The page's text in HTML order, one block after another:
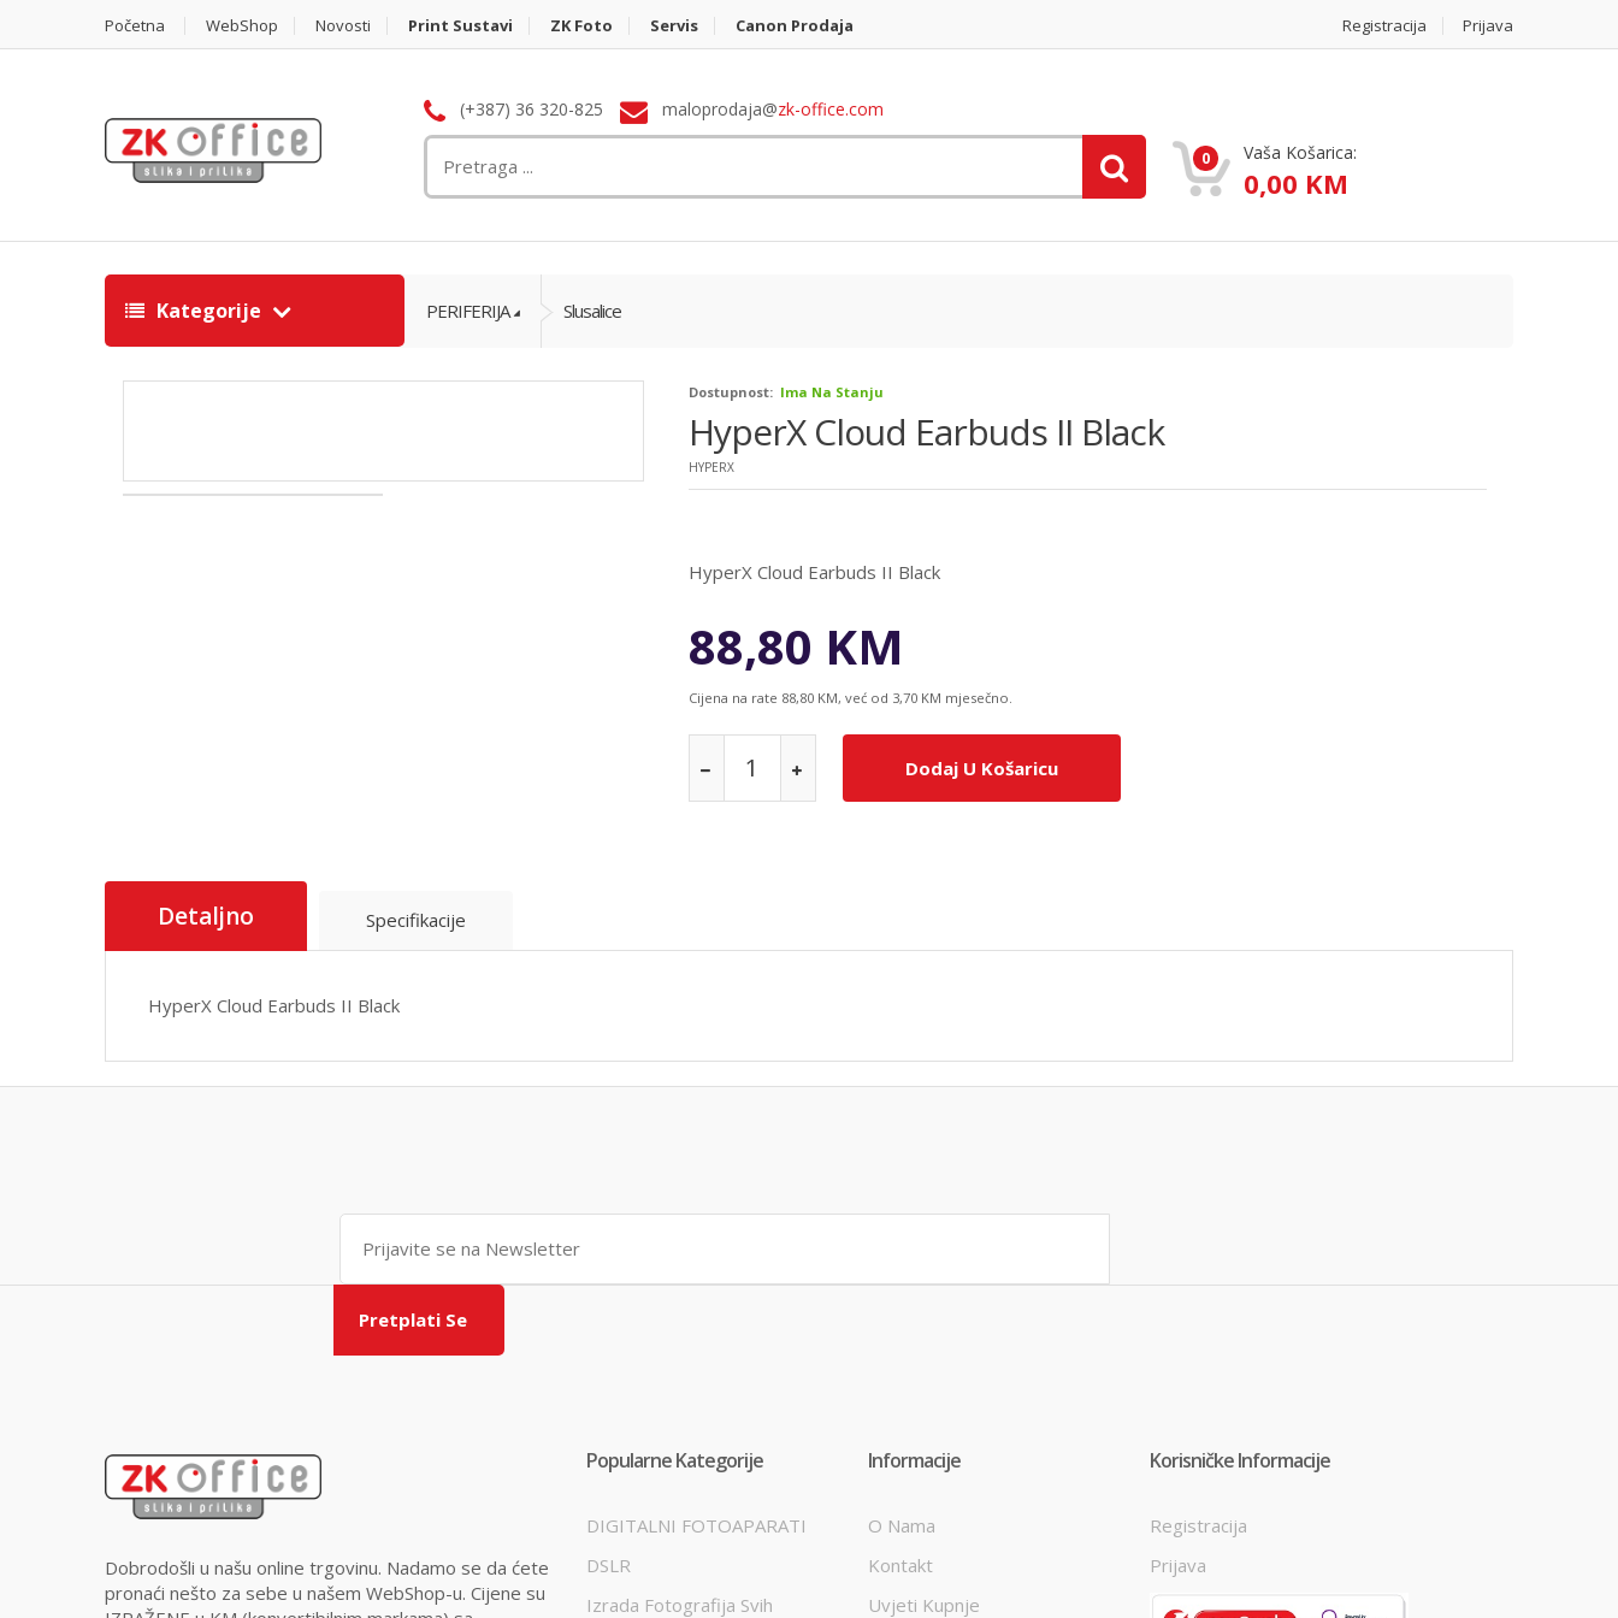
Početna WebShop Novosti Print Sustavi ZK Foto Servis Canon Prodaja Registracija Prijava
(+387) 36 320-825 maloprodaja@zk-office.com
0 Vaša Košarica:
0,00 KM
Kategorije PERIFERIJA Slusalice
Dostupnost: Ima Na Stanju
HyperX Cloud Earbuds II Black
HYPERX
HyperX Cloud Earbuds II Black
88,80 KM
Cijena na rate 88,80 KM, već od 3,70 KM mjesečno.
Dodaj U Košaricu
Detaljno Specifikacije
HyperX Cloud Earbuds II Black
Pretplati Se
Dobrodošli u našu online trgovinu. Nadamo se da ćete
pronaći nešto za sebe u našem WebShop-u. Cijene su
Popularne Kategorije
DIGITALNI FOTOAPARATI
DSLR
Izrada Fotografija Svih
Informacije
O Nama
Kontakt
Uvjeti Kupnje
Korisničke Informacije
Registracija
Prijava